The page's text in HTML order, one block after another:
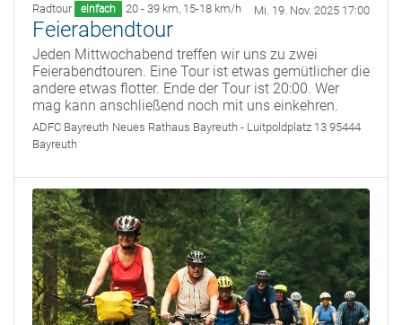
Radtour einfach 20 - 39 km, 15-18 km/h Mi. 19. Nov. 2025 17:00
Feierabendtour
Jeden Mittwochabend treffen wir uns zu zwei
Feierabendtouren. Eine Tour ist etwas gemütlicher die
andere etwas flotter. Ende der Tour ist 20:00. Wer
mag kann anschließend noch mit uns einkehren.
ADFC Bayreuth Neues Rathaus Bayreuth - Luitpoldplatz 13 95444
Bayreuth